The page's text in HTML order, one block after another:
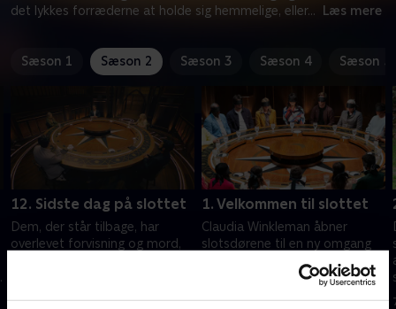
det lykkes forræderne at holde sig hemmelige, eller... Læs mere
Sæson 1 Sæson 2 Sæson 3 Sæson 4 Sæson 5
12. Sidste dag på slottet
Dem, der står tilbage, har
overlevet forvisning og mord,
17. august 2024 • 68 min
1. Velkommen til slottet
Claudia Winkleman åbner
slotsdørene til en ny omgang
højland, hvor de loyale skal
31. maj 2025 • 62 min